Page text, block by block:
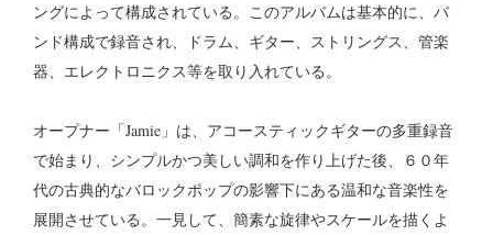
ングによって構成されている。このアルバムは基本的に、バ
ンド構成で録音され、ドラム、ギター、ストリングス、管楽
器、エレクトロニクス等を取り入れている。
オープナー「Jamie」は、アコースティックギターの多重録音
で始まり、シンプルかつ美しい調和を作り上げた後、６０年
代の古典的なバロックポップの影響下にある温和な音楽性を
展開させている。一見して、簡素な旋律やスケールを描くよ